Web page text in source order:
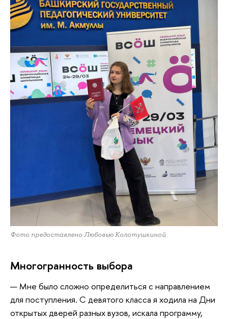
Фото предоставлено Любовью Колотушкиной
Многогранность выбора
— Мне было сложно определиться с направлением
для поступления. С девятого класса я ходила на Дни
открытых дверей разных вузов, искала программу,